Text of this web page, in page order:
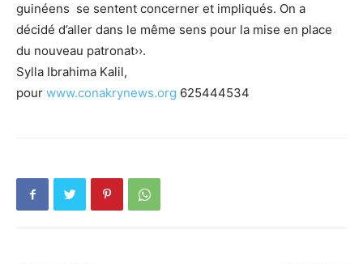
guinéens se sentent concerner et impliqués. On a
décidé d’aller dans le même sens pour la mise en place
du nouveau patronat››.
Sylla Ibrahima Kalil,
pour www.conakrynews.org 625444534